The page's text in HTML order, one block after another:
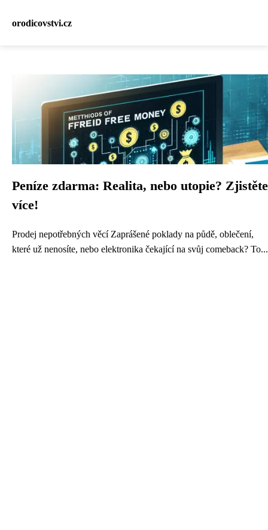
orodicovstvi.cz
Peníze zdarma: Realita, nebo utopie? Zjistěte
více!
Prodej nepotřebných věcí Zaprášené poklady na půdě, oblečení,
které už nenosíte, nebo elektronika čekající na svůj comeback? To...